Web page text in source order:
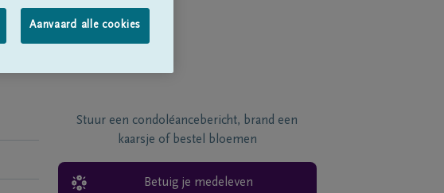
Stuur een condoléancebericht, brand een
kaarsje of bestel bloemen
Betuig je medeleven
Aanvaard alle cookies